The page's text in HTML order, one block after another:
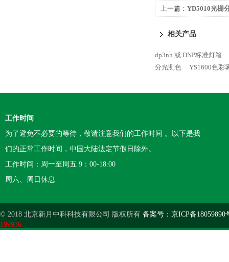
上一篇： YD5010光栅
相关产品
dp3nh 或 DNP标准灯箱
分光测色
YS1600色彩
工作时间
为了避免不必要的等待，敬请注意我们的工作时间 。以下是我
们的正常工作时间，中国大陆法定节假日除外。
工作时间：周一至周五 9：00-18:00
周六、周日休息
© 2018 北京新月中科科技有限公司 版权所有 备案号：京ICP备18059890
199936